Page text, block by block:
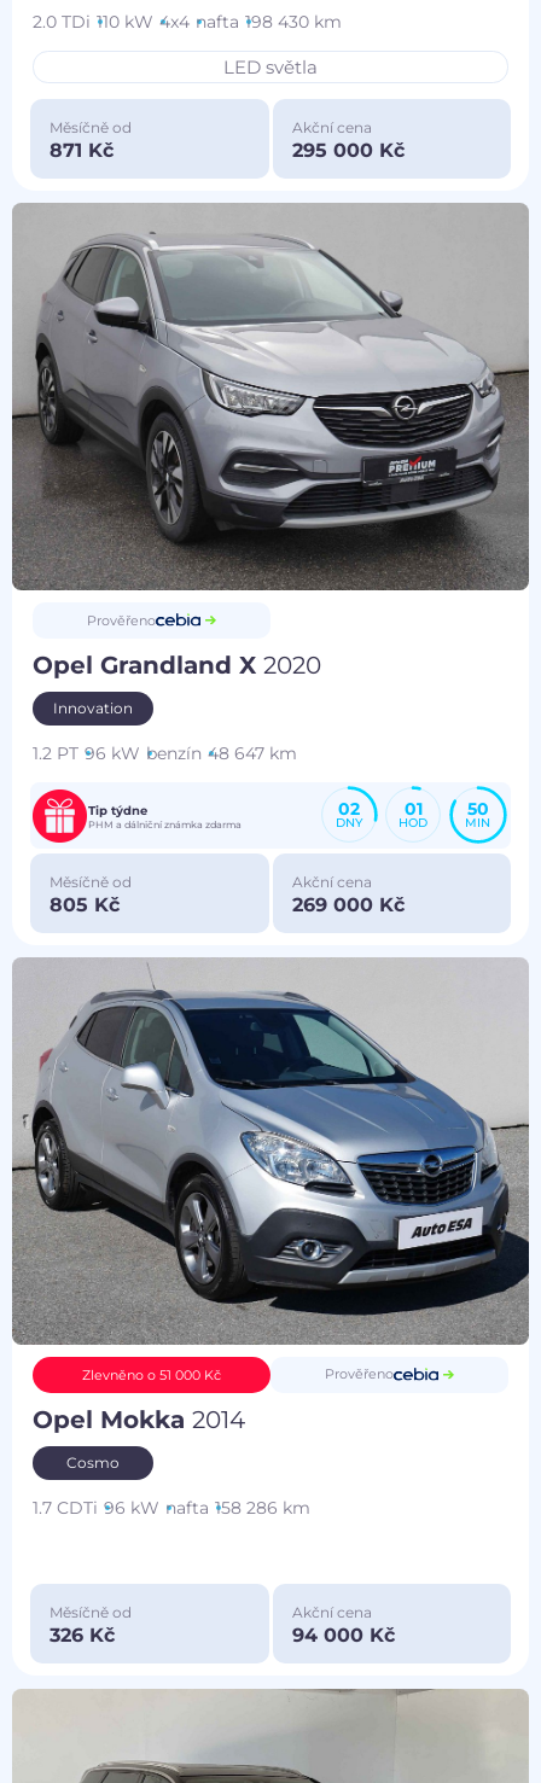
2.0 TDi 110 kW 4x4 nafta 198 430 km
LED světla
Měsíčně od
871 Kč
Akční cena
295 000 Kč
Prověřeno
Opel Grandland X2020
Innovation
1.2 PT 96 kW benzín 48 647 km
Tip týdne
PHM a dálniční známka zdarma
02
DNY
01
HOD
50
MIN
Měsíčně od
805 Kč
Akční cena
269 000 Kč
Zlevněno o 51 000 Kč Prověřeno
Opel Mokka2014
Cosmo
1.7 CDTi 96 kW nafta 158 286 km
Měsíčně od
326 Kč
Akční cena
94 000 Kč